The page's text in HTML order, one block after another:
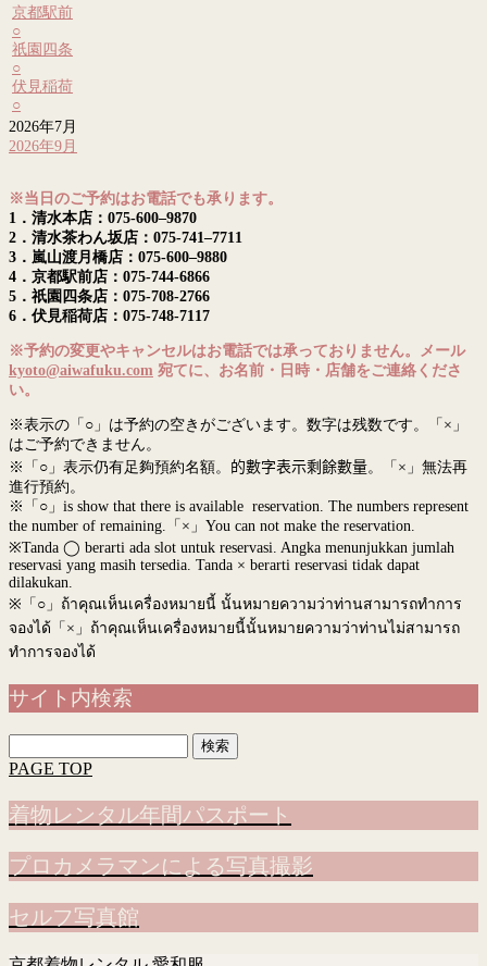
京都駅前
○
祇園四条
○
伏見稲荷
○
2026年7月
2026年9月
※当日のご予約はお電話でも承ります。
1．清水本店：075-600–9870
2．清水茶わん坂店：075-741–7711
3．嵐山渡月橋店：075-600–9880
4．京都駅前店：075-744-6866
5．祇園四条店：075-708-2766
6．伏見稲荷店：075-748-7117
※予約の変更やキャンセルはお電話では承っておりません。メール
kyoto@aiwafuku.com 宛てに、お名前・日時・店舗をご連絡くださ
い。
※表示の「○」は予約の空きがございます。数字は残数です。「×」
はご予約できません。
※「○」表示仍有足夠預約名額。 的數字表示剩餘數量。「×」無法再
進行預約。
※「○」is show that there is available reservation. The numbers represent
the number of remaining.「×」You can not make the reservation.
※Tanda ◯ berarti ada slot untuk reservasi. Angka menunjukkan jumlah
reservasi yang masih tersedia. Tanda × berarti reservasi tidak dapat
dilakukan.
※ 「○」ถ้าคุณเห็นเครื่องหมายนี้ นั้นหมายความว่าท่านสามารถทำการ
จองได้「×」ถ้าคุณเห็นเครื่องหมายนี้นั้นหมายความว่าท่านไม่สามารถ
ทำการจองได้
サイト内検索
索:
PAGE TOP
着物レンタル年間パスポート
プロカメラマンによる写真撮影
セルフ写真館